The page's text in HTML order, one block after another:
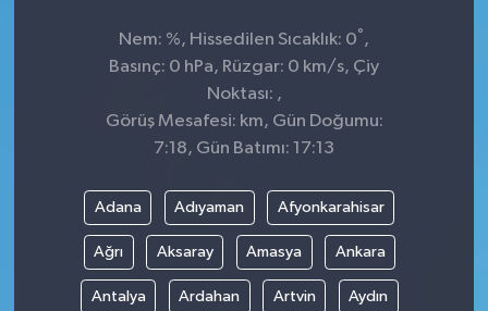
Nem: %, Hissedilen Sıcaklık: 0° ,
Basınç: 0 hPa, Rüzgar: 0 km/s, Çiy
Noktası: ,
Görüş Mesafesi: km, Gün Doğumu:
7:18, Gün Batımı: 17:13
Adana Adıyaman Afyonkarahisar
Ağrı Aksaray Amasya Ankara
Antalya Ardahan Artvin Aydın